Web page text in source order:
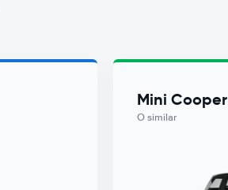
Mini Cooper
O similar